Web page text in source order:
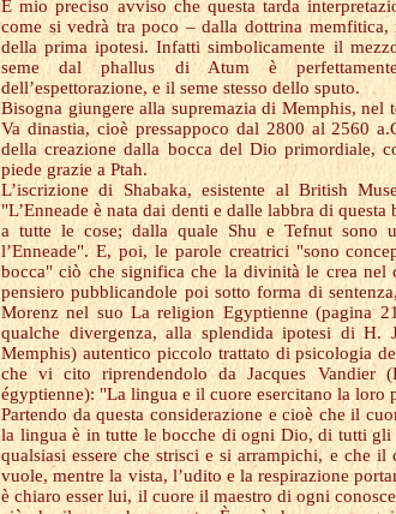
È mio preciso avviso che questa tarda
come si vedrà tra poco – dalla dottrina
della prima ipotesi. Infatti simbolicamente il
seme dal phallus di Atum è
dell’espettorazione, e il seme stesso dello sputo.
Bisogna giungere alla supremazia di Memphis, nel
Va dinastia, cioè pressappoco dal 2800 al 2560
della creazione dalla bocca del Dio primordiale,
piede grazie a Ptah.
L’iscrizione di Shabaka, esistente al British
"L’Enneade è nata dai denti e dalle labbra di
a tutte le cose; dalla quale Shu e Tefnut sono
l’Enneade". E, poi, le parole creatrici "sono
bocca" ciò che significa che la divinità le crea nel
pensiero pubblicandole poi sotto forma di
Morenz nel suo La religion Egyptienne (pagina
qualche divergenza, alla splendida ipotesi di H.
Memphis) autentico piccolo trattato di psicologia
che vi cito riprendendolo da Jacques Vandier
égyptienne): "La lingua e il cuore esercitano la loro
Partendo da questa considerazione e cioè che il
la lingua è in tutte le bocche di ogni Dio, di tutti
qualsiasi essere che strisci e si arrampichi, e che il
vuole, mentre la vista, l’udito e la respirazione
è chiaro esser lui, il cuore il maestro di ogni